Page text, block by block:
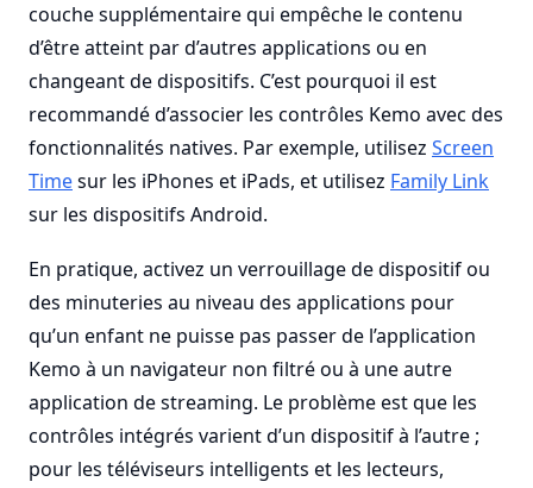
couche supplémentaire qui empêche le contenu
d’être atteint par d’autres applications ou en
changeant de dispositifs. C’est pourquoi il est
recommandé d’associer les contrôles Kemo avec des
fonctionnalités natives. Par exemple, utilisez Screen
Timesur les iPhones et iPads, et utilisez Family Link
sur les dispositifs Android.
En pratique, activez un verrouillage de dispositif ou
des minuteries au niveau des applications pour
qu’un enfant ne puisse pas passer de l’application
Kemo à un navigateur non filtré ou à une autre
application de streaming. Le problème est que les
contrôles intégrés varient d’un dispositif à l’autre ;
pour les téléviseurs intelligents et les lecteurs,